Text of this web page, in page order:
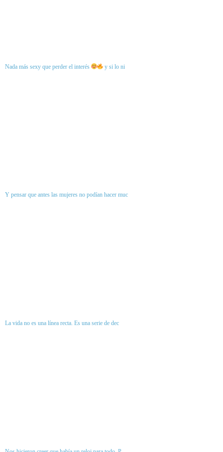
Nada más sexy que perder el interés y si lo ni
Y pensar que antes las mujeres no podían hacer muc
La vida no es una línea recta. Es una serie de dec